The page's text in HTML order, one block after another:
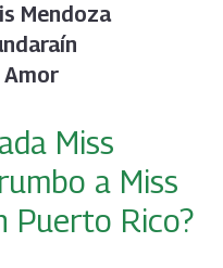
Mendoza
Amor
Miss
a Miss
Puerto Rico?